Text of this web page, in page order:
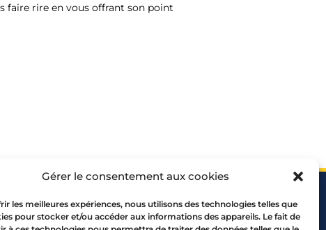
Gérer le consentement aux cookies
les meilleures expériences, nous utilisons des technologies telles que
pour stocker et/ou accéder aux informations des appareils. Le fait de
faire rire en vous offrant son point